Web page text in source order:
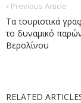
Previous Article
Τα τουριστικά
το δυναμικό
Βερολίνου
RELATED